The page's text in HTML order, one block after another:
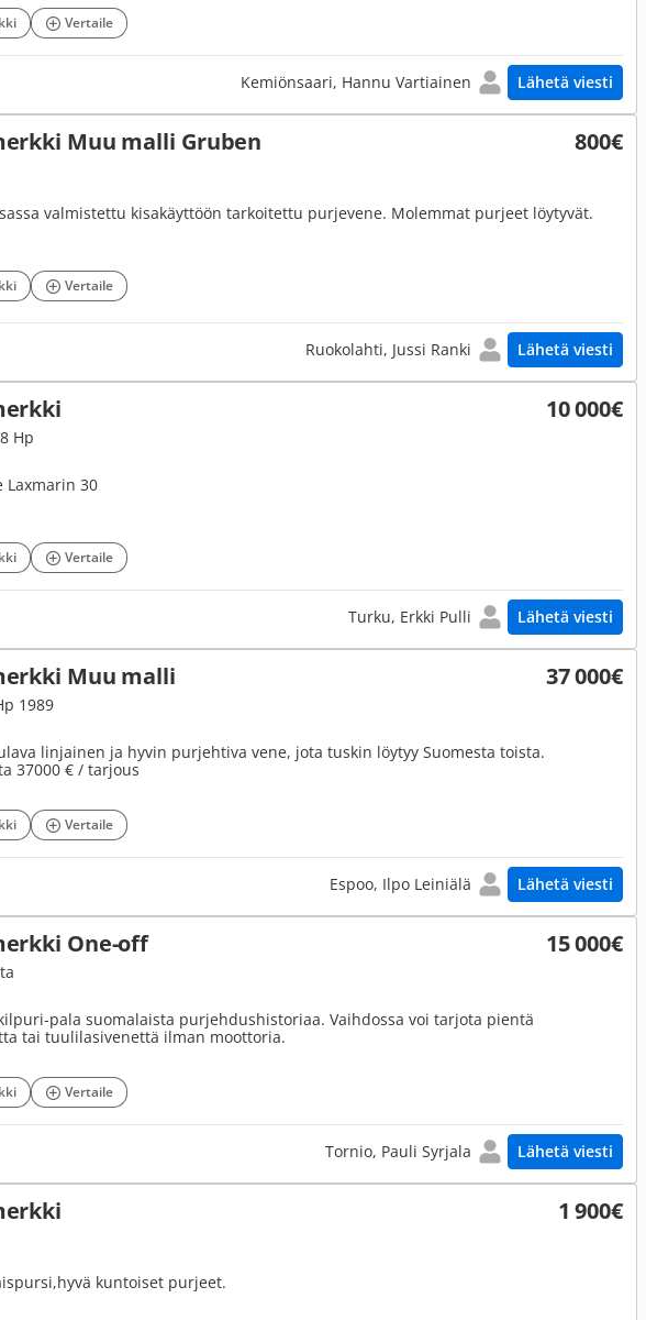
Vertaile
Kemiönsaari, Hannu Vartiainen Lähetä viesti
Muu malli Gruben 800€
valmistettu kisakäyttöön tarkoitettu purjevene. Molemmat purjeet löytyvät.
Vertaile
Ruokolahti, Jussi Ranki Lähetä viesti
10 000€
Hp
Laxmarin 30
Vertaile
Turku, Erkki Pulli Lähetä viesti
Muu malli 37 000€
1989
linjainen ja hyvin purjehtiva vene, jota tuskin löytyy Suomesta toista.
37000 € / tarjous
Vertaile
Espoo, Ilpo Leiniälä Lähetä viesti
One-off 15 000€
pala suomalaista purjehdushistoriaa. Vaihdossa voi tarjota pientä
tai tuulilasivenettä ilman moottoria.
Vertaile
Tornio, Pauli Syrjala Lähetä viesti
1 900€
kuntoiset purjeet.